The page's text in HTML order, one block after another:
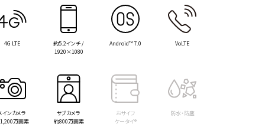
4G LTE
約5.2インチ /
1920×1080
Android™ 7.0 VoLTE
インカメラ
万画素
サブカメラ
約800万画素
おサイフ
ケータイ®
防水・防塵